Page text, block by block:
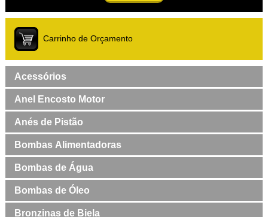
Carrinho de Orçamento
Acessórios
Anel Encosto Motor
Anés de Pistão
Bombas Alimentadoras
Bombas de Água
Bombas de Óleo
Bronzinas de Biela